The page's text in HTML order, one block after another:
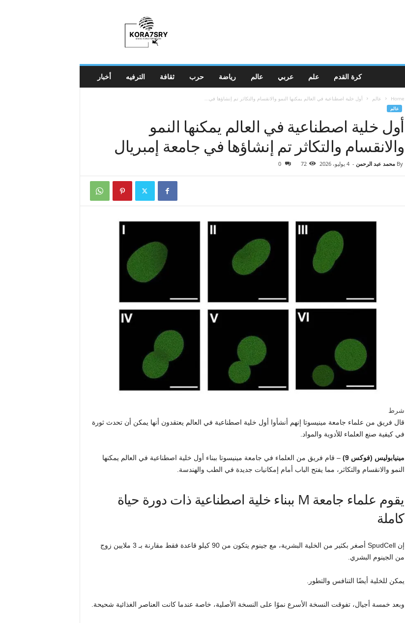
أخبار الترفيه ثقافة حرب رياضة عالم عربي علم كرة القدم
Home عالم أول خلية اصطناعية في العالم يمكنها النمو والانقسام والتكاثر تم إنشاؤها في...
عالم
أول خلية اصطناعية في العالم يمكنها النمو
والانقسام والتكاثر تم إنشاؤها في جامعة إمبريال
By محمد عبد الرحمن - 4 يوليو، 2026 72
0
شرط
قال فريق من علماء جامعة مينيسوتا إنهم أنشأوا أول خلية اصطناعية في العالم يعتقدون أنها يمكن أن تحدث ثورة
في كيفية صنع العلماء للأدوية والمواد.
مينيابوليس (فوكس 9) – قام فريق من العلماء في جامعة مينيسوتا ببناء أول خلية اصطناعية في العالم يمكنها
النمو والانقسام والتكاثر، مما يفتح الباب أمام إمكانيات جديدة في الطب والهندسة.
يقوم علماء جامعة M ببناء خلية اصطناعية ذات دورة حياة
كاملة
إن SpudCell أصغر بكثير من الخلية البشرية، مع جينوم يتكون من 90 كيلو قاعدة فقط مقارنة بـ 3 ملايين زوج
من الجينوم البشري.
يمكن للخلية أيضًا التنافس والتطور.
وبعد خمسة أجيال، تفوقت النسخة الأسرع نموًا على النسخة الأصلية، خاصة عندما كانت العناصر الغذائية شحيحة.